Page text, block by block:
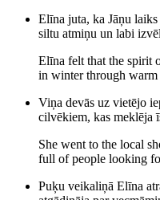
Elīna juta, ka Jāņu
siltu atmiņu un labi
Elīna felt that the spirit
in winter through warm
Viņa devās uz vietējo
cilvēkiem, kas meklēja
She went to the local
full of people looking
Puķu veikaliņā Elīna